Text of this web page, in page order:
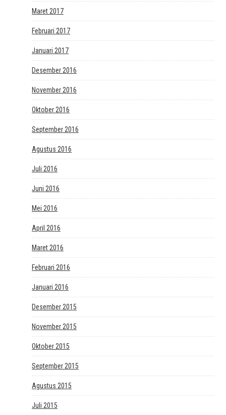
Maret 2017
Februari 2017
Januari 2017
Desember 2016
November 2016
Oktober 2016
September 2016
Agustus 2016
Juli 2016
Juni 2016
Mei 2016
April 2016
Maret 2016
Februari 2016
Januari 2016
Desember 2015
November 2015
Oktober 2015
September 2015
Agustus 2015
Juli 2015